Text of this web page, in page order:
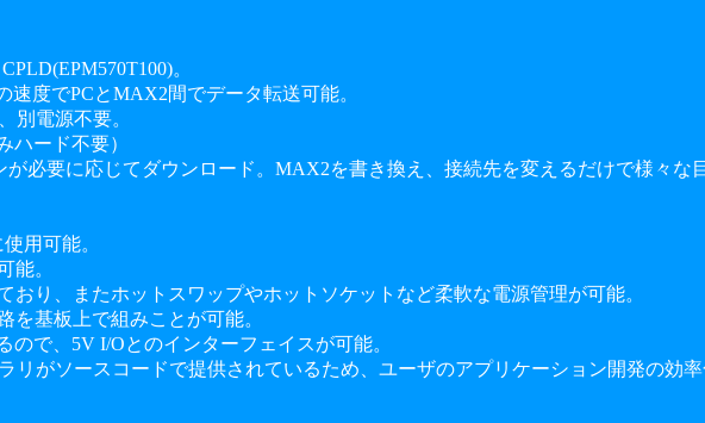
。
度でPCとMAX2間でデータ転送可能。
別電源不要。
ード不要）
必要に応じてダウンロード。MAX2を書き換え、接続先を変えるだけで様々な
用可能。
能。
り、またホットスワップやホットソケットなど柔軟な電源管理が可能。
を基板上で組みことが可能。
で、5V I/Oとのインターフェイスが可能。
がソースコードで提供されているため、ユーザのアプリケーション開発の効率